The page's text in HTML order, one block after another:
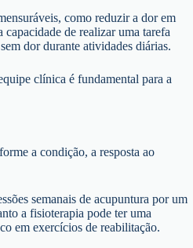
como reduzir a dor em
capacidade de realizar uma tarefa
dor durante atividades diárias.
clínica é fundamental para a
a condição, a resposta ao
semanais de acupuntura por um
a fisioterapia pode ter uma
em exercícios de reabilitação.